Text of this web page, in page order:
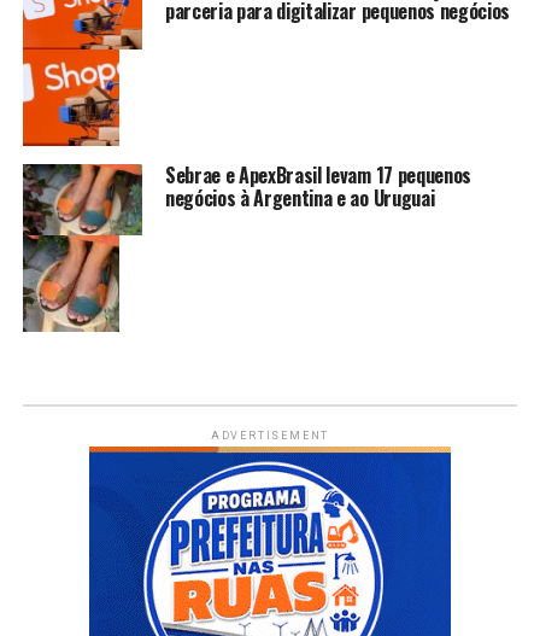
parceria para digitalizar pequenos negócios
Sebrae e ApexBrasil levam 17 pequenos
negócios à Argentina e ao Uruguai
ADVERTISEMENT